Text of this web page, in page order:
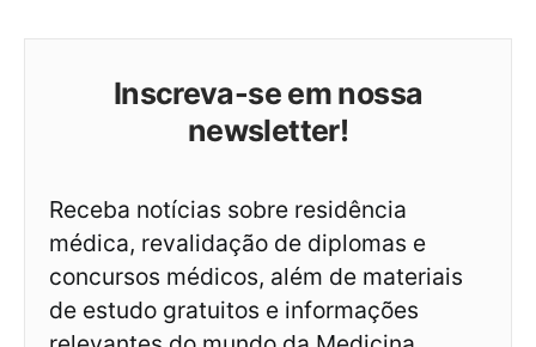
Inscreva-se em nossa
newsletter!
Receba notícias sobre residência
médica, revalidação de diplomas e
concursos médicos, além de materiais
de estudo gratuitos e informações